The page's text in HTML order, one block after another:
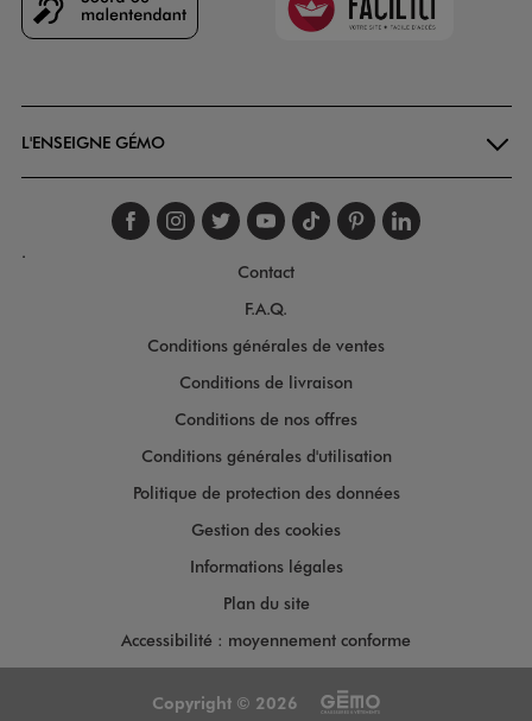
L'ENSEIGNE GÉMO
Suivez-nous sur
Suivez-nous sur
Suivez-nous sur
Suivez-nous
Suivez-nous
Suivez-
.
Contact
F.A.Q.
Conditions générales de ventes
Conditions de livraison
Conditions de nos offres
Conditions générales d'utilisation
Politique de protection des données
Gestion des cookies
Informations légales
Plan du site
Accessibilité : moyennement conforme
Copyright © 2026